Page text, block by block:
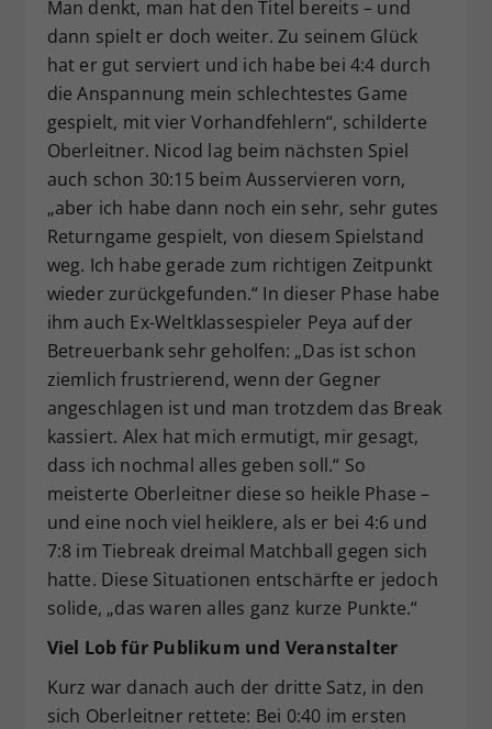
Man denkt, man hat den Titel bereits – und
dann spielt er doch weiter. Zu seinem Glück
hat er gut serviert und ich habe bei 4:4 durch
die Anspannung mein schlechtestes Game
gespielt, mit vier Vorhandfehlern“, schilderte
Oberleitner. Nicod lag beim nächsten Spiel
auch schon 30:15 beim Ausservieren vorn,
„aber ich habe dann noch ein sehr, sehr gutes
Returngame gespielt, von diesem Spielstand
weg. Ich habe gerade zum richtigen Zeitpunkt
wieder zurückgefunden.“ In dieser Phase habe
ihm auch Ex-Weltklassespieler Peya auf der
Betreuerbank sehr geholfen: „Das ist schon
ziemlich frustrierend, wenn der Gegner
angeschlagen ist und man trotzdem das Break
kassiert. Alex hat mich ermutigt, mir gesagt,
dass ich nochmal alles geben soll.“ So
meisterte Oberleitner diese so heikle Phase –
und eine noch viel heiklere, als er bei 4:6 und
7:8 im Tiebreak dreimal Matchball gegen sich
hatte. Diese Situationen entschärfte er jedoch
solide, „das waren alles ganz kurze Punkte.“
Viel Lob für Publikum und Veranstalter
Kurz war danach auch der dritte Satz, in den
sich Oberleitner rettete: Bei 0:40 im ersten